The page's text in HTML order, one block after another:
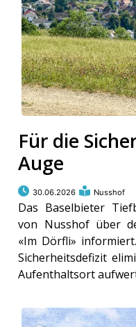
Für die
Auge
30.06.2026 Nusshof
Das Baselbieter
von Nusshof über
«Im Dörfli»
Sicherheitsdefizit
Aufenthaltsort